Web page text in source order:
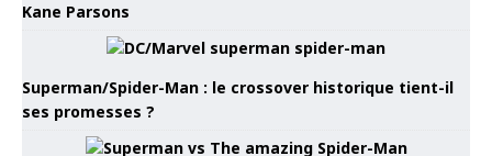
Kane Parsons
Superman/Spider-Man : le crossover historique tient-il
ses promesses ?